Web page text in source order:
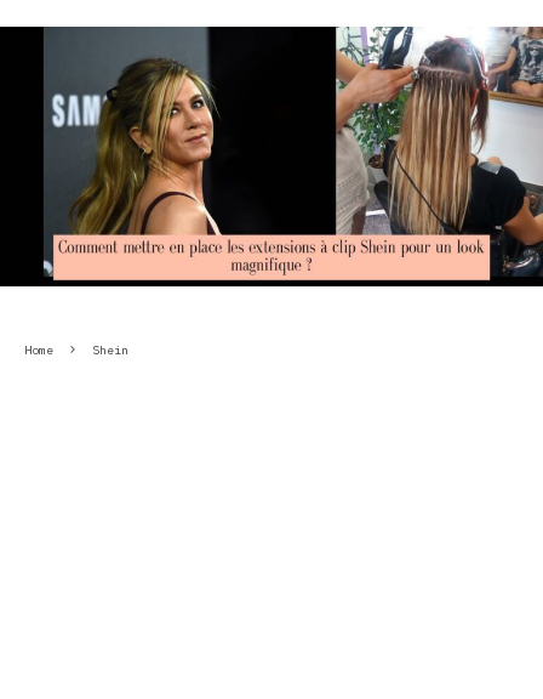
Home Shein